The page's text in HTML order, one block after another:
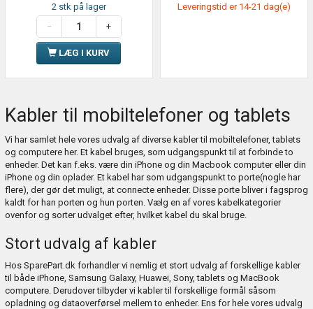
2 stk på lager
LÆG I KURV
Leveringstid er 14-21 dag(e)
Kabler til mobiltelefoner og tablets
Vi har samlet hele vores udvalg af diverse kabler til mobiltelefoner, tablets
og computere her. Et kabel bruges, som udgangspunkt til at forbinde to
enheder. Det kan f.eks. være din iPhone og din Macbook computer eller din
iPhone og din oplader. Et kabel har som udgangspunkt to porte(nogle har
flere), der gør det muligt, at connecte enheder. Disse porte bliver i fagsprog
kaldt for han porten og hun porten. Vælg en af vores kabelkategorier
ovenfor og sorter udvalget efter, hvilket kabel du skal bruge.
Stort udvalg af kabler
Hos SparePart.dk forhandler vi nemlig et stort udvalg af forskellige kabler
til både iPhone, Samsung Galaxy, Huawei, Sony, tablets og MacBook
computere. Derudover tilbyder vi kabler til forskellige formål såsom
opladning og dataoverførsel mellem to enheder. Ens for hele vores udvalg